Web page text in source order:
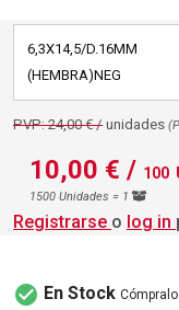
6,3X14,5/D.16MM
(HEMBRA)NEG
PVP: 24,00 € / unidades
10,00 € / 100
1500 Unidades = 1
Registrarse o log in
check_circle En Stock